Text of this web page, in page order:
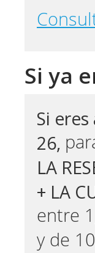
Si ya
Si
26,
LA
+ LA
entre
y de